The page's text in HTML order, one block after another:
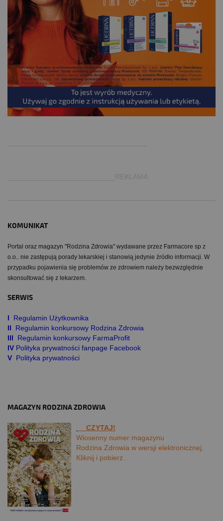
___________________________REKLAMA
KOMUNIKAT
Portal oraz magazyn "Rodzina Zdrowia" wydawane przez Farmacore sp z
o.o.. nie zastępują porady lekarskiej i stanowią jedynie źródło informacji. W
przypadku pojawienia się problemów ze zdrowiem należy bezwzględnie
skonsultować się z lekarzem.
SERWIS
I Regulamin Użytkownika
II
Regulamin konkursowy Rodzina Zdrowia
III
Regulamin konkursowy FarmaProfit
IV Polityka prywatności fanpage Facebook
V Polityka prywatności
MAGAZYN RODZINA ZDROWIA
CZYTAJ!
Wiosenny numer magazynu
Rodzina Zdrowia w wersji elektronicznej.
Kliknij i pobierz.